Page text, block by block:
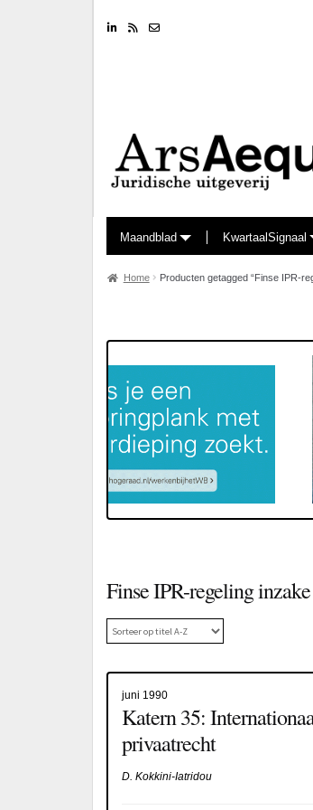
LinkedinRSS feed
Maandblad KwartaalSignaal
Home Producten getagged “Finse IPR-
Finse IPR-regeling
juni 1990
Katern 35:
privaatrecht
D. Kokkini-Iatridou